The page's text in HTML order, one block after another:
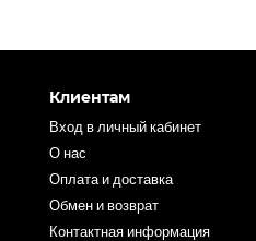
Клиентам
Вход в личный кабинет
О нас
Оплата и доставка
Обмен и возврат
Контактная информация